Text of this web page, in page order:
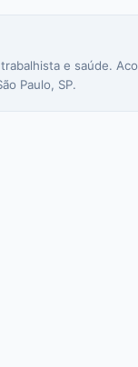
e saúde.
Paulo, SP.